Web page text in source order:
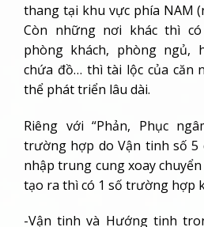
thang tại khu vực phía NAM
Còn những nơi khác thì
phòng khách, phòng ngủ,
chứa đồ… thì tài lộc của căn
thể phát triển lâu dài.
Riêng với “Phản, Phục
trường hợp do Vận tinh số 5
nhập trung cung xoay
tạo ra thì có 1 số trường hợp
-Vận tinh và Hướng tinh